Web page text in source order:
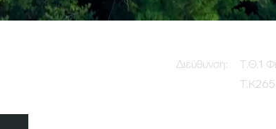
Διεύθυνση:
Τ.Θ.1